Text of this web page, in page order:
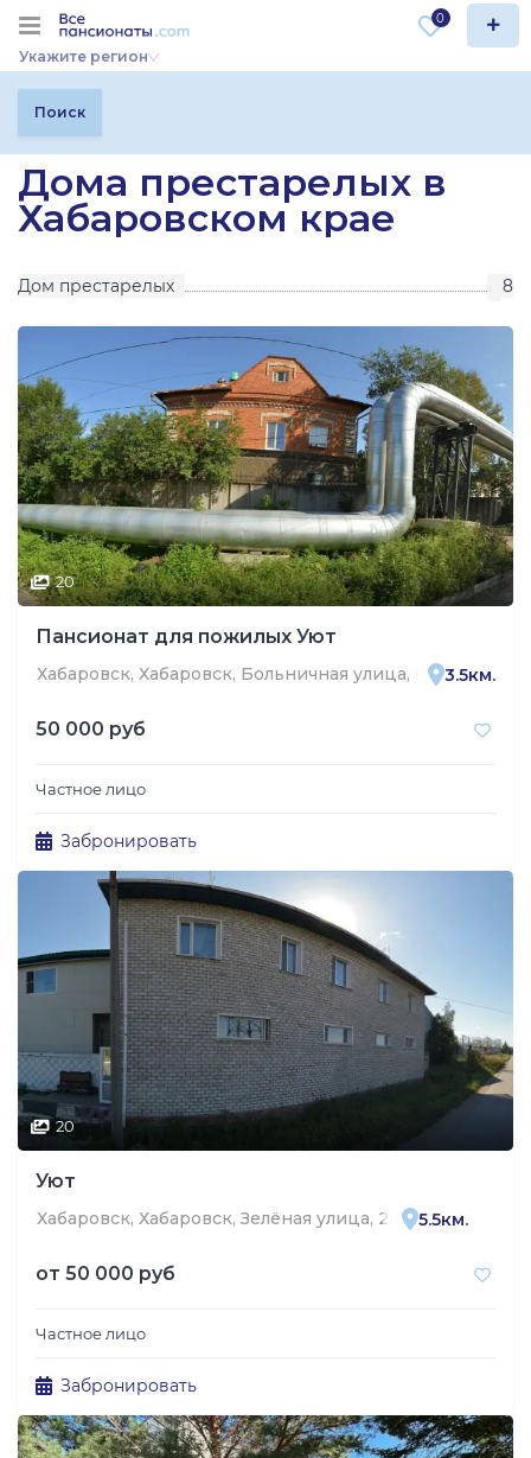
Укажите регион
0
Поиск
Дома престарелых в
Хабаровском крае
Дом престарелых 8
20
Пансионат для пожилых Уют
Хабаровск, Хабаровск, Больничная улица, 8В 3.5км.
50 000 руб
Частное лицо
Забронировать
20
Уют
Хабаровск, Хабаровск, Зелёная улица, 2В 5.5км.
от 50 000 руб
Частное лицо
Забронировать